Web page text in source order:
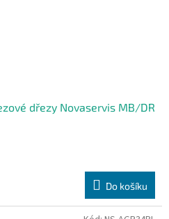
dřezy Novaservis MB/DR
Do košíku